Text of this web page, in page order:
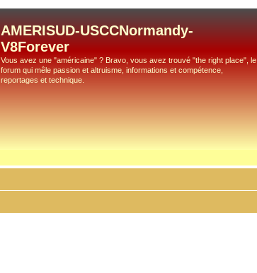
AMERISUD-USCCNormandy-
V8Forever
Vous avez une "américaine" ? Bravo, vous avez trouvé "the right place", le
forum qui mêle passion et altruisme, informations et compétence,
reportages et technique.